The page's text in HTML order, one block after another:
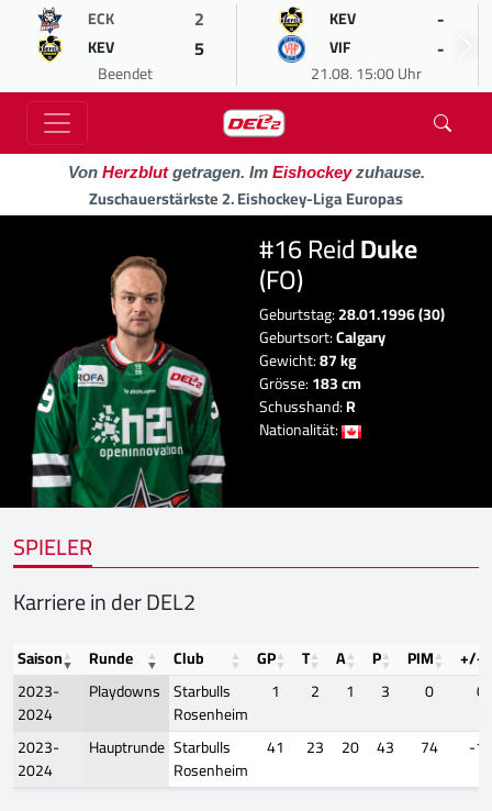
ECK 2
KEV 5
Beendet
KEV -
VIF -
21.08. 15:00 Uhr
Von Herzblutgetragen. Im Eishockeyzuhause.
Zuschauerstärkste 2. Eishockey-Liga Europas
#16 ReidDuke
(FO)
Geburtstag:28.01.1996 (30)
Geburtsort:Calgary
Gewicht:87 kg
Grösse:183 cm
Schusshand:R
Nationalität:
SPIELER
Karriere in der DEL2
Saison Runde Club GP T A P PIM
+/-
2023-
2024
Playdowns Starbulls
Rosenheim
1 2 1 3 0
0
2023-
2024
Hauptrunde Starbulls
Rosenheim
41 23 20 43 74 -13